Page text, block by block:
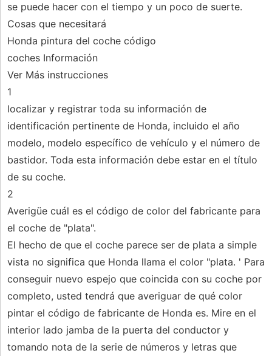
se puede hacer con el tiempo y un poco de suerte.
Cosas que necesitará
Honda pintura del coche código
coches Información
Ver Más instrucciones
1
localizar y registrar toda su información de
identificación pertinente de Honda, incluido el año
modelo, modelo específico de vehículo y el número de
bastidor. Toda esta información debe estar en el título
de su coche.
2
Averigüe cuál es el código de color del fabricante para
el coche de "plata".
El hecho de que el coche parece ser de plata a simple
vista no significa que Honda llama el color "plata. ' Para
conseguir nuevo espejo que coincida con su coche por
completo, usted tendrá que averiguar de qué color
pintar el código de fabricante de Honda es. Mire en el
interior lado jamba de la puerta del conductor y
tomando nota de la serie de números y letras que